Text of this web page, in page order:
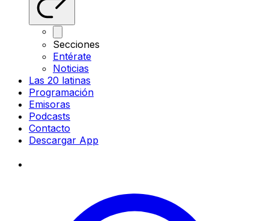
Secciones
Entérate
Noticias
Las 20 latinas
Programación
Emisoras
Podcasts
Contacto
Descargar App